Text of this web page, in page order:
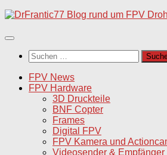
Unter
Inhalt
Suchen
nach:
FPV News
FPV Hardware
3D Druckteile
BNF Copter
Frames
Digital FPV
FPV Kamera und
Videosender & Empfänger